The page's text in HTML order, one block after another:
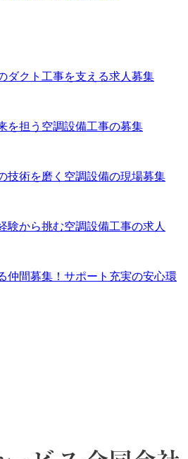
ダクト工事を支える求人募集
を担う空調設備工事の募集
技術を磨く空調設備の現場募集
験から挑む空調設備工事の求人
仲間募集！サポート充実の安心環